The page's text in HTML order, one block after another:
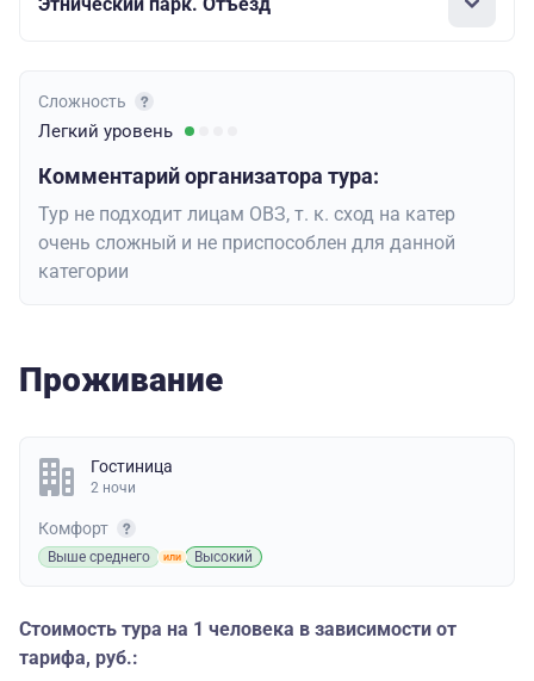
Сложность
Легкий уровень
Комментарий организатора тура:
Тур не подходит лицам ОВЗ, т. к. сход на катер
очень сложный и не приспособлен для данной
категории
Проживание
Гостиница
2 ночи
Комфорт
Выше среднего Высокий
Стоимость тура на 1 человека в зависимости от
тарифа, руб.: